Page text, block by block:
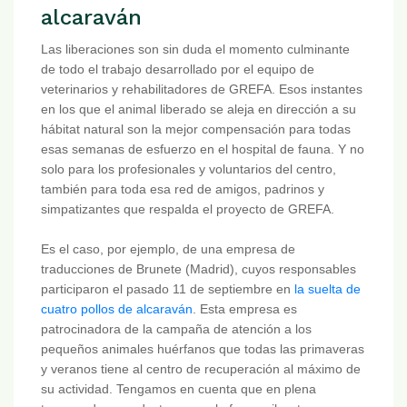
alcaraván
Las liberaciones son sin duda el momento culminante
de todo el trabajo desarrollado por el equipo de
veterinarios y rehabilitadores de GREFA. Esos instantes
en los que el animal liberado se aleja en dirección a su
hábitat natural son la mejor compensación para todas
esas semanas de esfuerzo en el hospital de fauna. Y no
solo para los profesionales y voluntarios del centro,
también para toda esa red de amigos, padrinos y
simpatizantes que respalda el proyecto de GREFA.
Es el caso, por ejemplo, de una empresa de
traducciones de Brunete (Madrid), cuyos responsables
participaron el pasado 11 de septiembre en la suelta de
cuatro pollos de alcaraván. Esta empresa es
patrocinadora de la campaña de atención a los
pequeños animales huérfanos que todas las primaveras
y veranos tiene al centro de recuperación al máximo de
su actividad. Tengamos en cuenta que en plena